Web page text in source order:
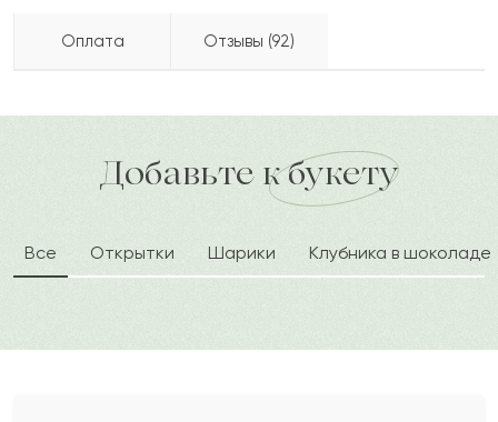
Оплата Отзывы (92)
доставка по городу в течение часа
Н 2024-05-12
Нурбагила
2024-04-17
Р 2024-03-28
Римма
Ф 2024-03-24
Феруза
Добавьте к букету
Все Открытки Шарики Клубника в шоколаде